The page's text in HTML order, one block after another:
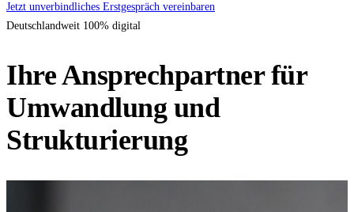
Jetzt unverbindliches Erstgespräch vereinbaren
Deutschlandweit 100% digital
Ihre Ansprechpartner für
Umwandlung und
Strukturierung